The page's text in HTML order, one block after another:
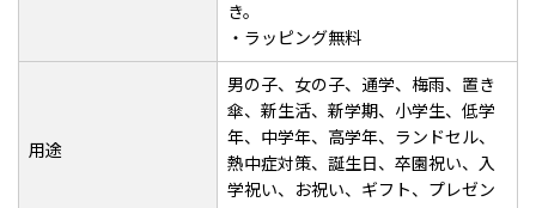
き。
・ラッピング無料
用途
男の子、女の子、通学、梅雨、置き
傘、新生活、新学期、小学生、低学
年、中学年、高学年、ランドセル、
熱中症対策、誕生日、卒園祝い、入
学祝い、お祝い、ギフト、プレゼン